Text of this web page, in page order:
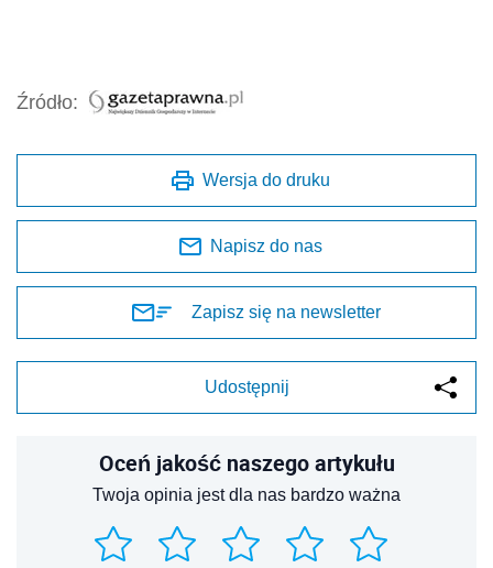
Źródło:
Wersja do druku
Napisz do nas
Zapisz się na newsletter
Udostępnij
Oceń jakość naszego artykułu
Twoja opinia jest dla nas bardzo ważna